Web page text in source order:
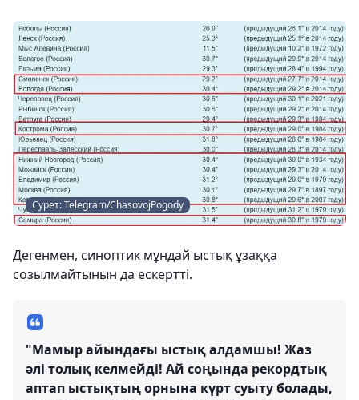
Сурет: Telegram/ChasovojPogody
Дегенмен, синоптик мұндай ыстық ұзаққа
созылмайтынын да ескертті.
"Мамыр айындағы ыстық алдамшы! Жаз
әлі толық келмейді! Ай соңында рекордтық
аптап ыстықтың орнына күрт суыту болады,